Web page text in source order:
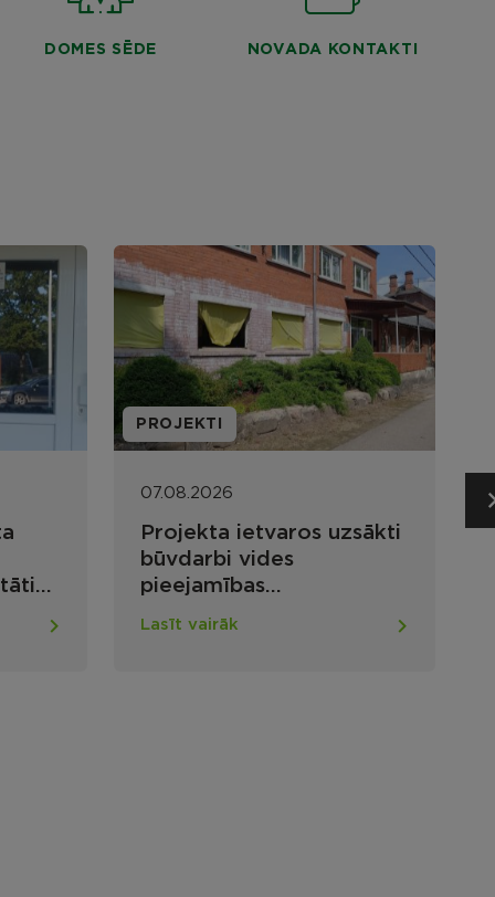
DOMES SĒDE NOVADA KONTAKTI
ēkā
SOCIĀLAIS DIENESTS
07.08.2026
Noslēdzies Rēzeknes
novada 2026. gada
sociālās jomas projektu
konkurss nevalstiskajām
Lasīt vairāk